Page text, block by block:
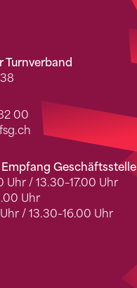
Turnverband
00
Geschäftsstelle
Uhr / 13.30–17.00 Uhr
Uhr
/ 13.30–16.00 Uhr